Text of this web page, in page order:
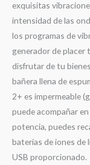
exquisitas
intensidad de las
los programas de
generador de placer
disfrutar de tu
bañera llena de
2+ es impermeable
puede acompañar
potencia, puedes
baterías de iones de
USB proporcionado.